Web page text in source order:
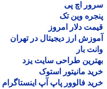
اچ پی
وین تک
دلار امروز
ارز دیجیتال در تهران
بار
طراحی سایت یزد
مانیتور استوک
فالوور پاپ آپ اینستاگرام